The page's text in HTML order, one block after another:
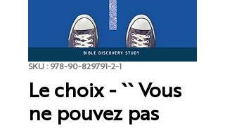
SKU : 978-90-829791-2-1
Le choix - `` Vous
ne pouvez pas